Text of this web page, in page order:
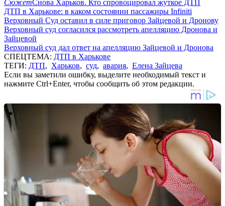
СюжетСнова Харьков. Кто спровоцировал жуткое ДТП
ДТП в Харькове: в каком состоянии пассажиры Infiniti
Верховный Суд оставил в силе приговор Зайцевой и Дронову
Верховный суд согласился рассмотреть апелляцию Дронова и
Зайцевой
Верховный суд дал ответ на апелляцию Зайцевой и Дронова
СПЕЦТЕМА: ДТП в Харькове
ТЕГИ: ДТП, Харьков, суд, авария, Елена Зайцева
Если вы заметили ошибку, выделите необходимый текст и
нажмите Ctrl+Enter, чтобы сообщить об этом редакции.